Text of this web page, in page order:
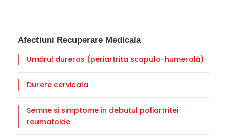
Afectiuni Recuperare Medicala
Umărul dureros (periartrita scapulo-humerală)
Durere cervicala
Semne si simptome in debutul poliartritei
reumatoide